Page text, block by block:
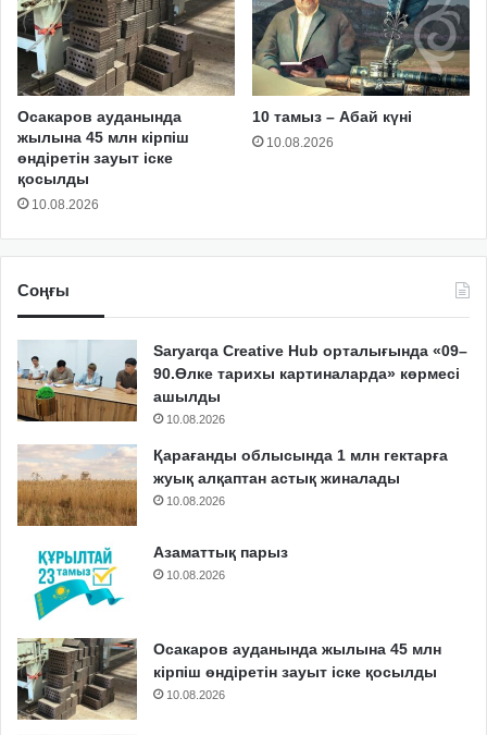
Осакаров ауданында
жылына 45 млн кірпіш
өндіретін зауыт іске
қосылды
10.08.2026
10 тамыз – Абай күні
10.08.2026
Соңғы
Saryarqa Creative Hub орталығында «09–
90.Өлке тарихы картиналарда» көрмесі
ашылды
10.08.2026
Қарағанды облысында 1 млн гектарға
жуық алқаптан астық жиналады
10.08.2026
Азаматтық парыз
10.08.2026
Осакаров ауданында жылына 45 млн
кірпіш өндіретін зауыт іске қосылды
10.08.2026